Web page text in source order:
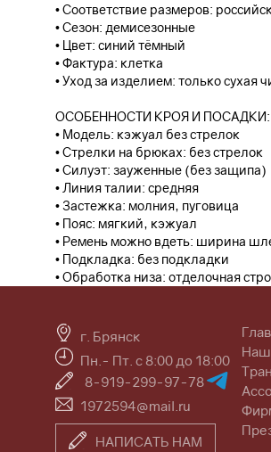
• Соответствие размеров:
• Сезон: демисезонные
• Цвет: синий тёмный
• Фактура: клетка
• Уход за изделием: только сухая
ОСОБЕННОСТИ КРОЯ И ПОСАДКИ:
• Модель: кэжуал без стрелок
• Стрелки на брюках: без стрелок
• Силуэт: зауженные (без защипа)
• Линия талии: средняя
• Застежка: молния, пуговица
• Пояс: мягкий, кэжуал
• Ремень можно вдеть: ширина
• Подкладка: без подкладки
• Обработка низа: отделочная
г. Брянск
Пн.- Пт. с 8:00 до 18:00
8-919-299-97-78
1972594@mail.ru
НАПИСАТЬ НАМ